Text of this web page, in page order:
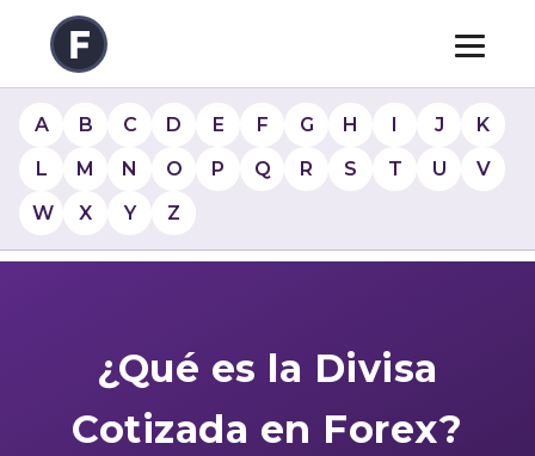
A B C D E F G H I J
K
L
M N O P Q R S T U
V
W
X Y Z
¿Qué es la Divisa
Cotizada en Forex?